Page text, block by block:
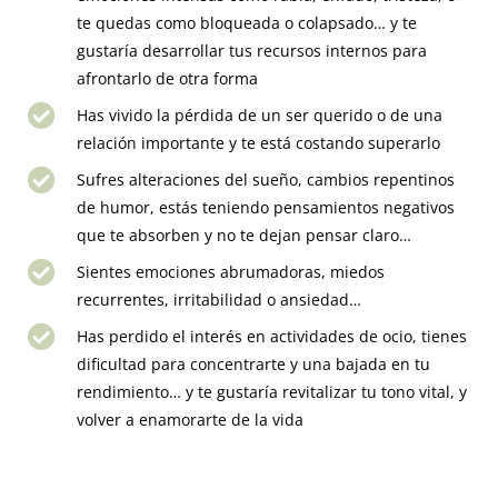
te quedas como bloqueada o colapsado… y te
gustaría desarrollar tus recursos internos para
afrontarlo de otra forma
Has vivido la pérdida de un ser querido o de una
relación importante y te está costando superarlo
Sufres alteraciones del sueño, cambios repentinos
de humor, estás teniendo pensamientos negativos
que te absorben y no te dejan pensar claro…
Sientes emociones abrumadoras, miedos
recurrentes, irritabilidad o ansiedad…
Has perdido el interés en actividades de ocio, tienes
dificultad para concentrarte y una bajada en tu
rendimiento… y te gustaría revitalizar tu tono vital, y
volver a enamorarte de la vida